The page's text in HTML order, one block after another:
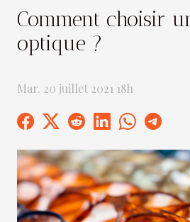
Comment choisir
optique ?
Mar. 20 juillet 2021 18h